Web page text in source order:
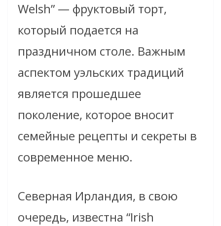
Welsh” — фруктовый торт,
который подается на
праздничном столе. Важным
аспектом уэльских традиций
является прошедшее
поколение, которое вносит
семейные рецепты и секреты в
современное меню.
Северная Ирландия, в свою
очередь, известна “Irish